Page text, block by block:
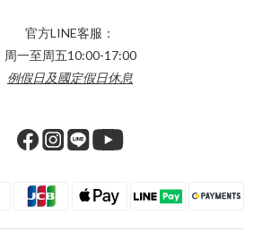
官方LINE客服：
周一至周五10:00-17:00
例假日及國定假日休息